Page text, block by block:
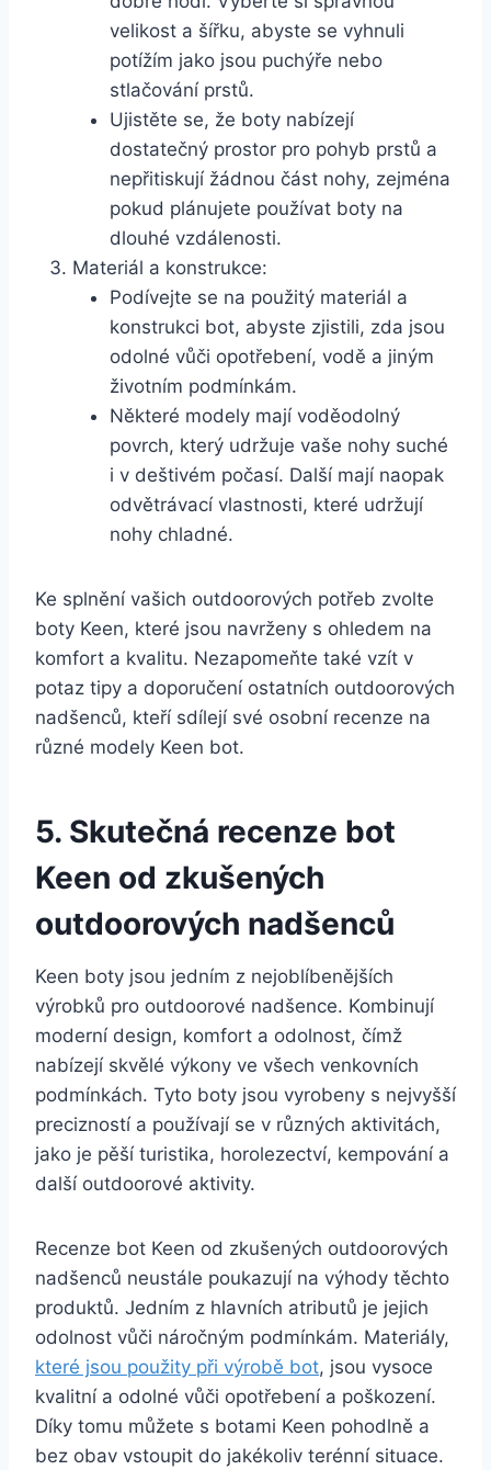
velikost a‌ šířku, abyste se ‍vyhnuli
potížím jako ⁣jsou ⁣puchýře nebo
⁤stlačování prstů.
Ujistěte se, že boty nabízejí​
dostatečný prostor pro ‌pohyb⁤ prstů a
nepřitiskují⁣ žádnou ⁤část nohy, ⁤zejména
pokud plánujete‌ používat boty na
dlouhé vzdálenosti.
Materiál a konstrukce:
Podívejte ⁢se na použitý ⁣materiál a
konstrukci bot, abyste zjistili, zda jsou
odolné vůči‌ opotřebení, vodě a jiným
životním ​podmínkám.
Některé modely ​mají voděodolný⁣
povrch, který udržuje vaše nohy ⁢suché⁤
i v deštivém počasí. Další mají naopak
⁢odvětrávací vlastnosti,⁤ které udržují
nohy ⁢chladné.
Ke splnění vašich‍ outdoorových potřeb ⁢zvolte
boty Keen, ⁢které⁣ jsou​ navrženy​ s ​ohledem na
komfort ‌a kvalitu.​ Nezapomeňte také vzít v
potaz tipy a⁤ doporučení ostatních outdoorových
nadšenců,‌ kteří sdílejí ‍své osobní recenze na
různé ⁣modely Keen bot.
5.​ Skutečná recenze⁣ bot
Keen od ​zkušených
‍outdoorových⁢ nadšenců
Keen​ boty jsou jedním⁣ z nejoblíbenějších
výrobků pro outdoorové ‍nadšence. Kombinují
‌moderní design, komfort a odolnost, čímž
nabízejí skvělé výkony ve všech venkovních
podmínkách. ‍Tyto⁢ boty jsou vyrobeny s nejvyšší
⁤precizností ⁢a používají se⁢ v různých⁢ aktivitách,
jako je⁣ pěší turistika, horolezectví, kempování a
další⁤ outdoorové aktivity.
Recenze bot Keen od zkušených⁣ outdoorových
nadšenců neustále poukazují na ‌výhody těchto
produktů. ‌Jedním z ‌hlavních‌ atributů je ⁣jejich
odolnost⁢ vůči ⁢náročným podmínkám. ⁣Materiály,
které‍ jsou použity při výrobě⁢ bot, jsou vysoce
kvalitní ⁤a odolné vůči opotřebení a poškození.
Díky⁣ tomu můžete ⁣s botami Keen pohodlně a‍
bez obav vstoupit do jakékoliv terénní situace.